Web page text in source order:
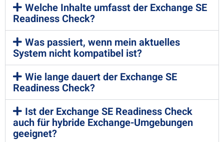
Welche Inhalte umfasst der Exchange SE
Readiness Check?
Was passiert, wenn mein aktuelles
System nicht kompatibel ist?
Wie lange dauert der Exchange SE
Readiness Check?
Ist der Exchange SE Readiness Check
auch für hybride Exchange-Umgebungen
geeignet?